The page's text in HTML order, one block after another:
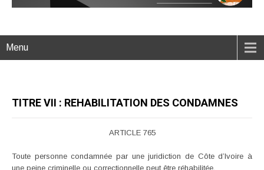
Menu
TITRE VII : REHABILITATION DES CONDAMNES
ARTICLE 765
Toute personne condamnée par une juridiction de Côte d’Ivoire à
une peine criminelle ou correctionnelle peut être réhabilitée.